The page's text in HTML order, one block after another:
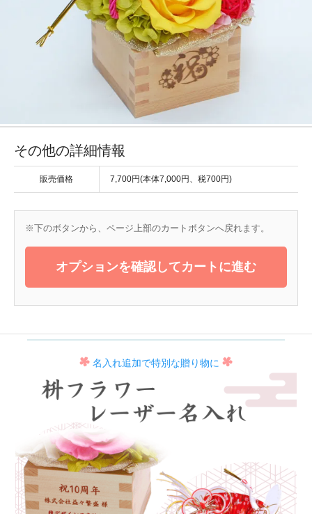
その他の詳細情報
販売価格 7,700円(本体7,000円、税700円)
※下のボタンから、ページ上部のカートボタンへ戻れます。
オプションを確認してカートに進む
名入れ追加で特別な贈り物に